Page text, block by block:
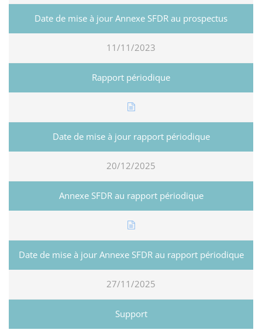
11/11/2023
20/12/2025
27/11/2025